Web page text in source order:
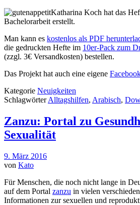
Katharina Koch hat das
Bachelorarbeit erstellt.
Man kann es kostenlos als PDF
die gedruckten Hefte im 10er-Pack zum
(zzgl. 3€ Versandkosten) bestellen.
Das Projekt hat auch eine eigene
Kategorie Neuigkeiten
SchlagwörterAlltagshilfen, Arabisch,
Zanzu: Portal zu
Sexualität
9. März 2016
von Kato
Für Menschen, die noch nicht lange in
auf dem Portal zanzu in vielen
Informationen zur sexuellen und